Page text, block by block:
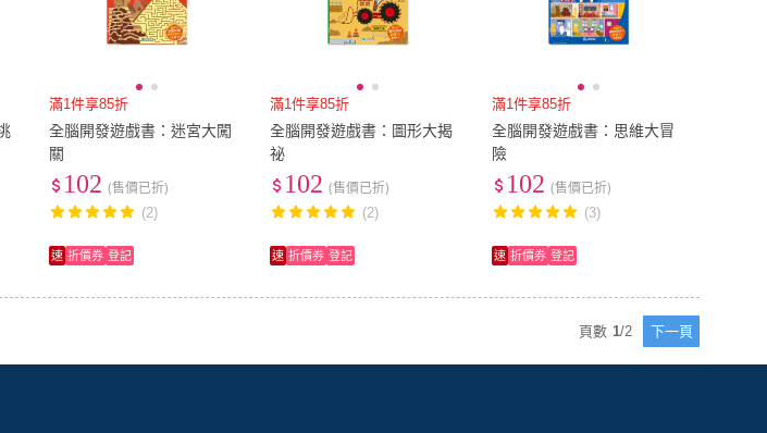
滿1件享85折
全腦開發遊戲書：迷宮大闖
關
102 (售價已折)
(2)
速 折價券 登記
滿1件享85折
全腦開發遊戲書：圖形大揭
祕
102 (售價已折)
(2)
速 折價券 登記
滿1件享85折
全腦開發遊戲書：思維大冒
險
102 (售價已折)
(3)
速 折價券 登記
頁數 1/2 下一頁